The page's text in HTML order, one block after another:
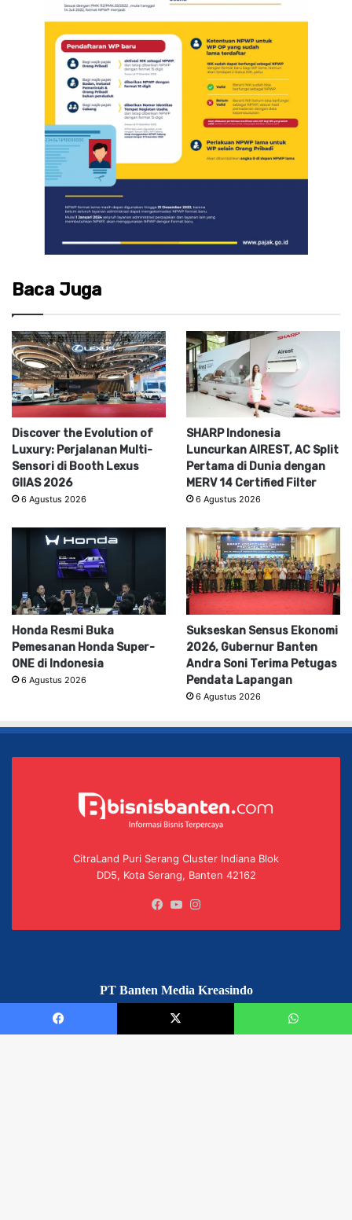
Baca Juga
Discover the Evolution of
Luxury: Perjalanan Multi-
Sensori di Booth Lexus
GIIAS 2026
6 Agustus 2026
SHARP Indonesia
Luncurkan AIREST, AC Split
Pertama di Dunia dengan
MERV 14 Certified Filter
6 Agustus 2026
Honda Resmi Buka
Pemesanan Honda Super-
ONE di Indonesia
6 Agustus 2026
Sukseskan Sensus Ekonomi
2026, Gubernur Banten
Andra Soni Terima Petugas
Pendata Lapangan
6 Agustus 2026
CitraLand Puri Serang Cluster Indiana Blok
DD5, Kota Serang, Banten 42162
Facebook
YouTube
PT Banten Media Kreasindo
Kantor: CitraLand Puri Serang Cluster Indiana,
Blok DD5 No. 1, Kota Serang, Banten
Facebook X WhatsApp